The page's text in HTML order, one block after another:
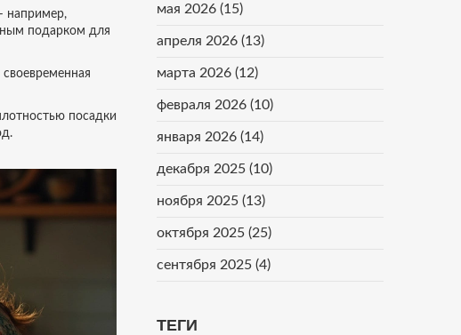
например,
подарком для
посадки
мая 2026 (15)
апреля 2026 (13)
марта 2026 (12)
февраля 2026 (10)
января 2026 (14)
декабря 2025 (10)
ноября 2025 (13)
октября 2025 (25)
сентября 2025 (4)
ТЕГИ